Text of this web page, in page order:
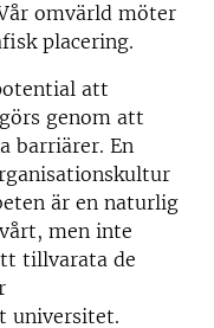
omvärld möter
placering.
att
genom att
barriärer. En
är en naturlig
men inte
tillvarata de
universitet.